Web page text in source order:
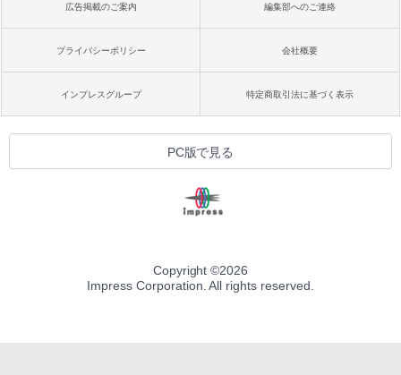
広告掲載のご案内 編集部へのご連絡
プライバシーポリシー 会社概要
インプレスグループ 特定商取引法に基づく表示
PC版で見る
Copyright ©2026
Impress Corporation. All rights reserved.